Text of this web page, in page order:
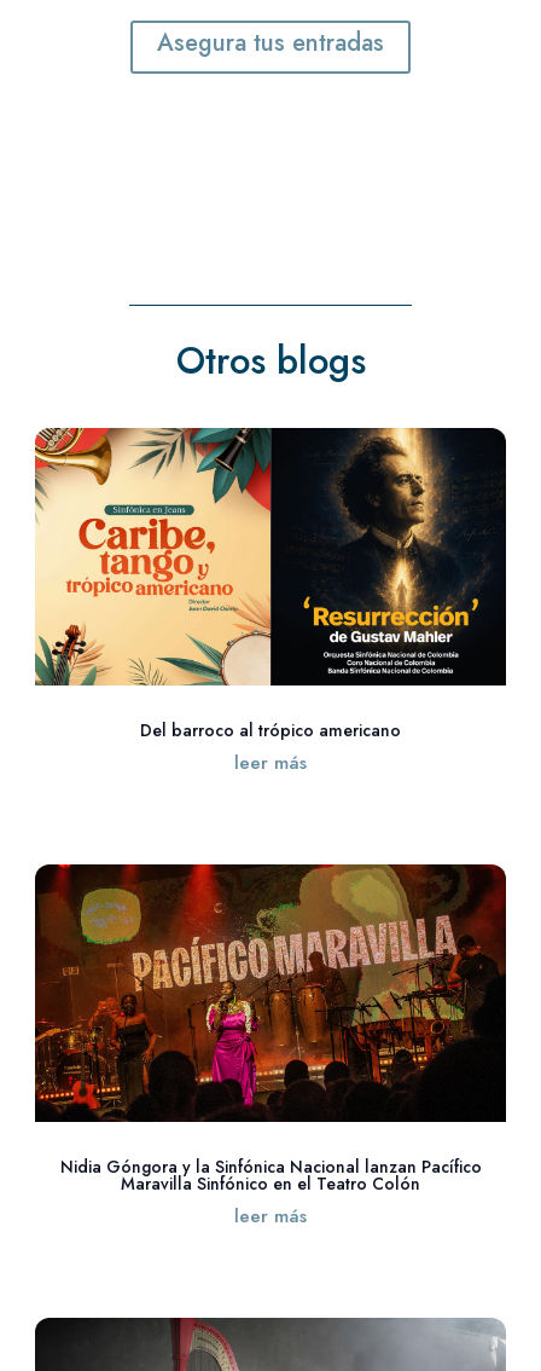
Asegura tus entradas
Otros blogs
Del barroco al trópico americano
leer más
Nidia Góngora y la Sinfónica Nacional lanzan Pacífico
Maravilla Sinfónico en el Teatro Colón
leer más